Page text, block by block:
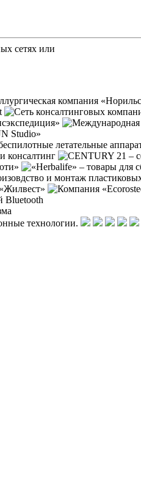
сетях или